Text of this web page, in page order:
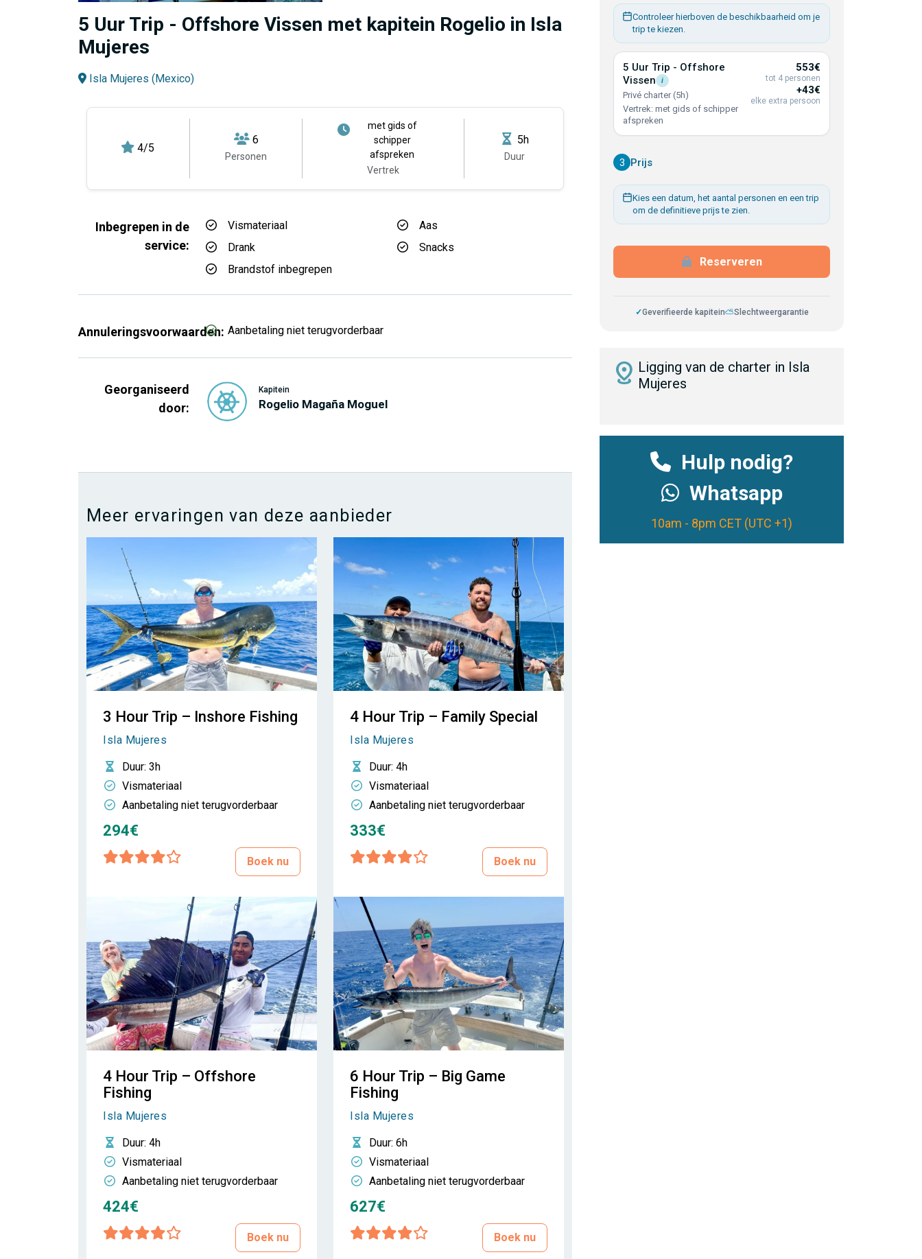
5 Uur Trip - Offshore Vissen met kapitein Rogelio in Isla
Mujeres
Isla Mujeres (Mexico)
4/5
6
Personen
met gids of
schipper
afspreken
Vertrek
5h
Duur
Inbegrepen in de
service:
Vismateriaal
Aas
Drank
Snacks
Brandstof inbegrepen
Annuleringsvoorwaarden: Aanbetaling niet terugvorderbaar
Georganiseerd
door:
Kapitein
Rogelio Magaña Moguel
Meer ervaringen van deze aanbieder
3 Hour Trip – Inshore Fishing
Isla Mujeres
Duur: 3h
Vismateriaal
Aanbetaling niet terugvorderbaar
294€
Boek nu
4 Hour Trip – Family Special
Isla Mujeres
Duur: 4h
Vismateriaal
Aanbetaling niet terugvorderbaar
333€
Boek nu
4 Hour Trip – Offshore
Fishing
Isla Mujeres
Duur: 4h
Vismateriaal
Aanbetaling niet terugvorderbaar
424€
Boek nu
6 Hour Trip – Big Game
Fishing
Isla Mujeres
Duur: 6h
Vismateriaal
Aanbetaling niet terugvorderbaar
627€
Boek nu
Controleer hierboven de beschikbaarheid om je
trip te kiezen.
5 Uur Trip - Offshore
Vissen
i
Privé charter (5h)
Vertrek: met gids of schipper
afspreken
553€
tot 4 personen
+43€
elke extra persoon
3 Prijs
Kies een datum, het aantal personen en een trip
om de definitieve prijs te zien.
Reserveren
✓Geverifieerde kapitein⛅Slechtweergarantie
distance Ligging van de charter in Isla
Mujeres
Hulp nodig?
Whatsapp
10am - 8pm CET (UTC +1)